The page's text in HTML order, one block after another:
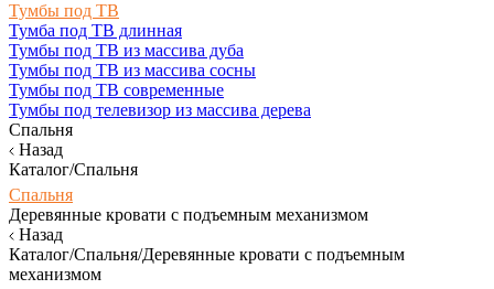
Тумбы под ТВ
Тумба под ТВ длинная
Тумбы под ТВ из массива дуба
Тумбы под ТВ из массива сосны
Тумбы под ТВ современные
Тумбы под телевизор из массива дерева
Спальня
Назад
Каталог/Спальня
Спальня
Деревянные кровати с подъемным механизмом
Назад
Каталог/Спальня/Деревянные кровати с подъемным
механизмом